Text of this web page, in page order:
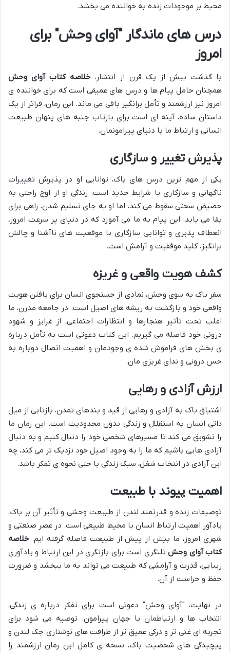
محیط بر موجودات زنده به خواننده می بخشد.
درس های ماندگار "آوای وحش" برای
امروز
با گذشت بیش از یک قرن از انتشار، خلاصه کتاب آوای وحش
همچنان حامل پیام ها و درس های عمیقی است که برای خواننده ی
امروز نیز ارزشمند و تأمل برانگیز باقی می ماند. این رمان، فراتر از یک
داستان ساده، آینه ای است برای بازتاب جنبه های پنهان طبیعت
انسانی و ارتباط ما با دنیای پیرامونمان.
پذیرش تغییر و سازگاری
یکی از مهم ترین درس های باک، توانایی او در پذیرش تغییرات
ناگهانی و سازگاری با شرایط جدید است. زندگی او از اوج راحتی به
حضیض سختی سقوط می کند، اما او به جای تسلیم شدن، راهی برای
بقا می یابد. این پیام به ما می آموزد که در دنیای پر سرعت امروز،
انعطاف پذیری و توانایی سازگاری با موقعیت های ناآشنا و چالش
برانگیز، کلید موفقیت و آرامش است.
کشف هویت واقعی و غریزه
سفر باک به سوی وحش، نمادی از جستجوی انسان برای یافتن هویت
واقعی خود و بازگشت به ریشه های اصیل است. در جامعه مدرن، ما
اغلب تحت تأثیر هنجارها و انتظارات اجتماعی، از غرایز و شهود
درونی خود فاصله می گیریم. این کتاب دعوتی است به تأمل درباره
ی بخش های فراموش شده ی وجودمان و اهمیت اتصال دوباره به
حس درونی و ندای غریزی مان.
ارزش آزادی و رهایی
اشتیاق باک به آزادی و رهایی از قید و بندهای تمدن، بازتابی از میل
ذاتی انسان به استقلال و زندگی بدون محدودیت است. این رمان ما
را تشویق می کند تا مسیرهای شخصی خود را دنبال کنیم و به دنبال
آزادی هایی باشیم که ما را به وجود اصیل خود نزدیک تر می کند، چه
این آزادی در انتخاب شغل، سبک زندگی یا حتی نحوه ی تفکر باشد.
اهمیت پیوند با طبیعت
توصیفات زنده و قدرتمند لندن از طبیعت وحشی و تأثیر آن بر باک،
یادآور اهمیت ارتباط انسان با محیط طبیعی است. در عصر صنعتی و
شهری امروز، ما بیش از پیش از طبیعت فاصله گرفته ایم. خلاصه
کتاب آوای وحشتلنگری است برای بازنگری در این ارتباط و یادآوری
زیبایی، قدرت و آرامشی که طبیعت می تواند به ما ببخشد و ضرورت
حفظ و حراست از آن.
در نهایت، "آوای وحش" دعوتی است برای تفکر درباره ی زندگی،
انتخاب ها و ارتباطمان با جهان پیرامون. توصیه می شود برای
تجربه ای غنی تر و درکی عمیق تر از ظرافت های نوشتاری جک لندن و
پیچیدگی های شخصیت باک، نسخه ی کامل این رمان ارزشمند را